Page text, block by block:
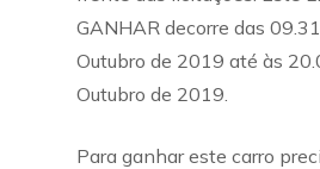
GANHAR decorre das
Outubro de 2019 até às
Outubro de 2019.
Para ganhar este carro